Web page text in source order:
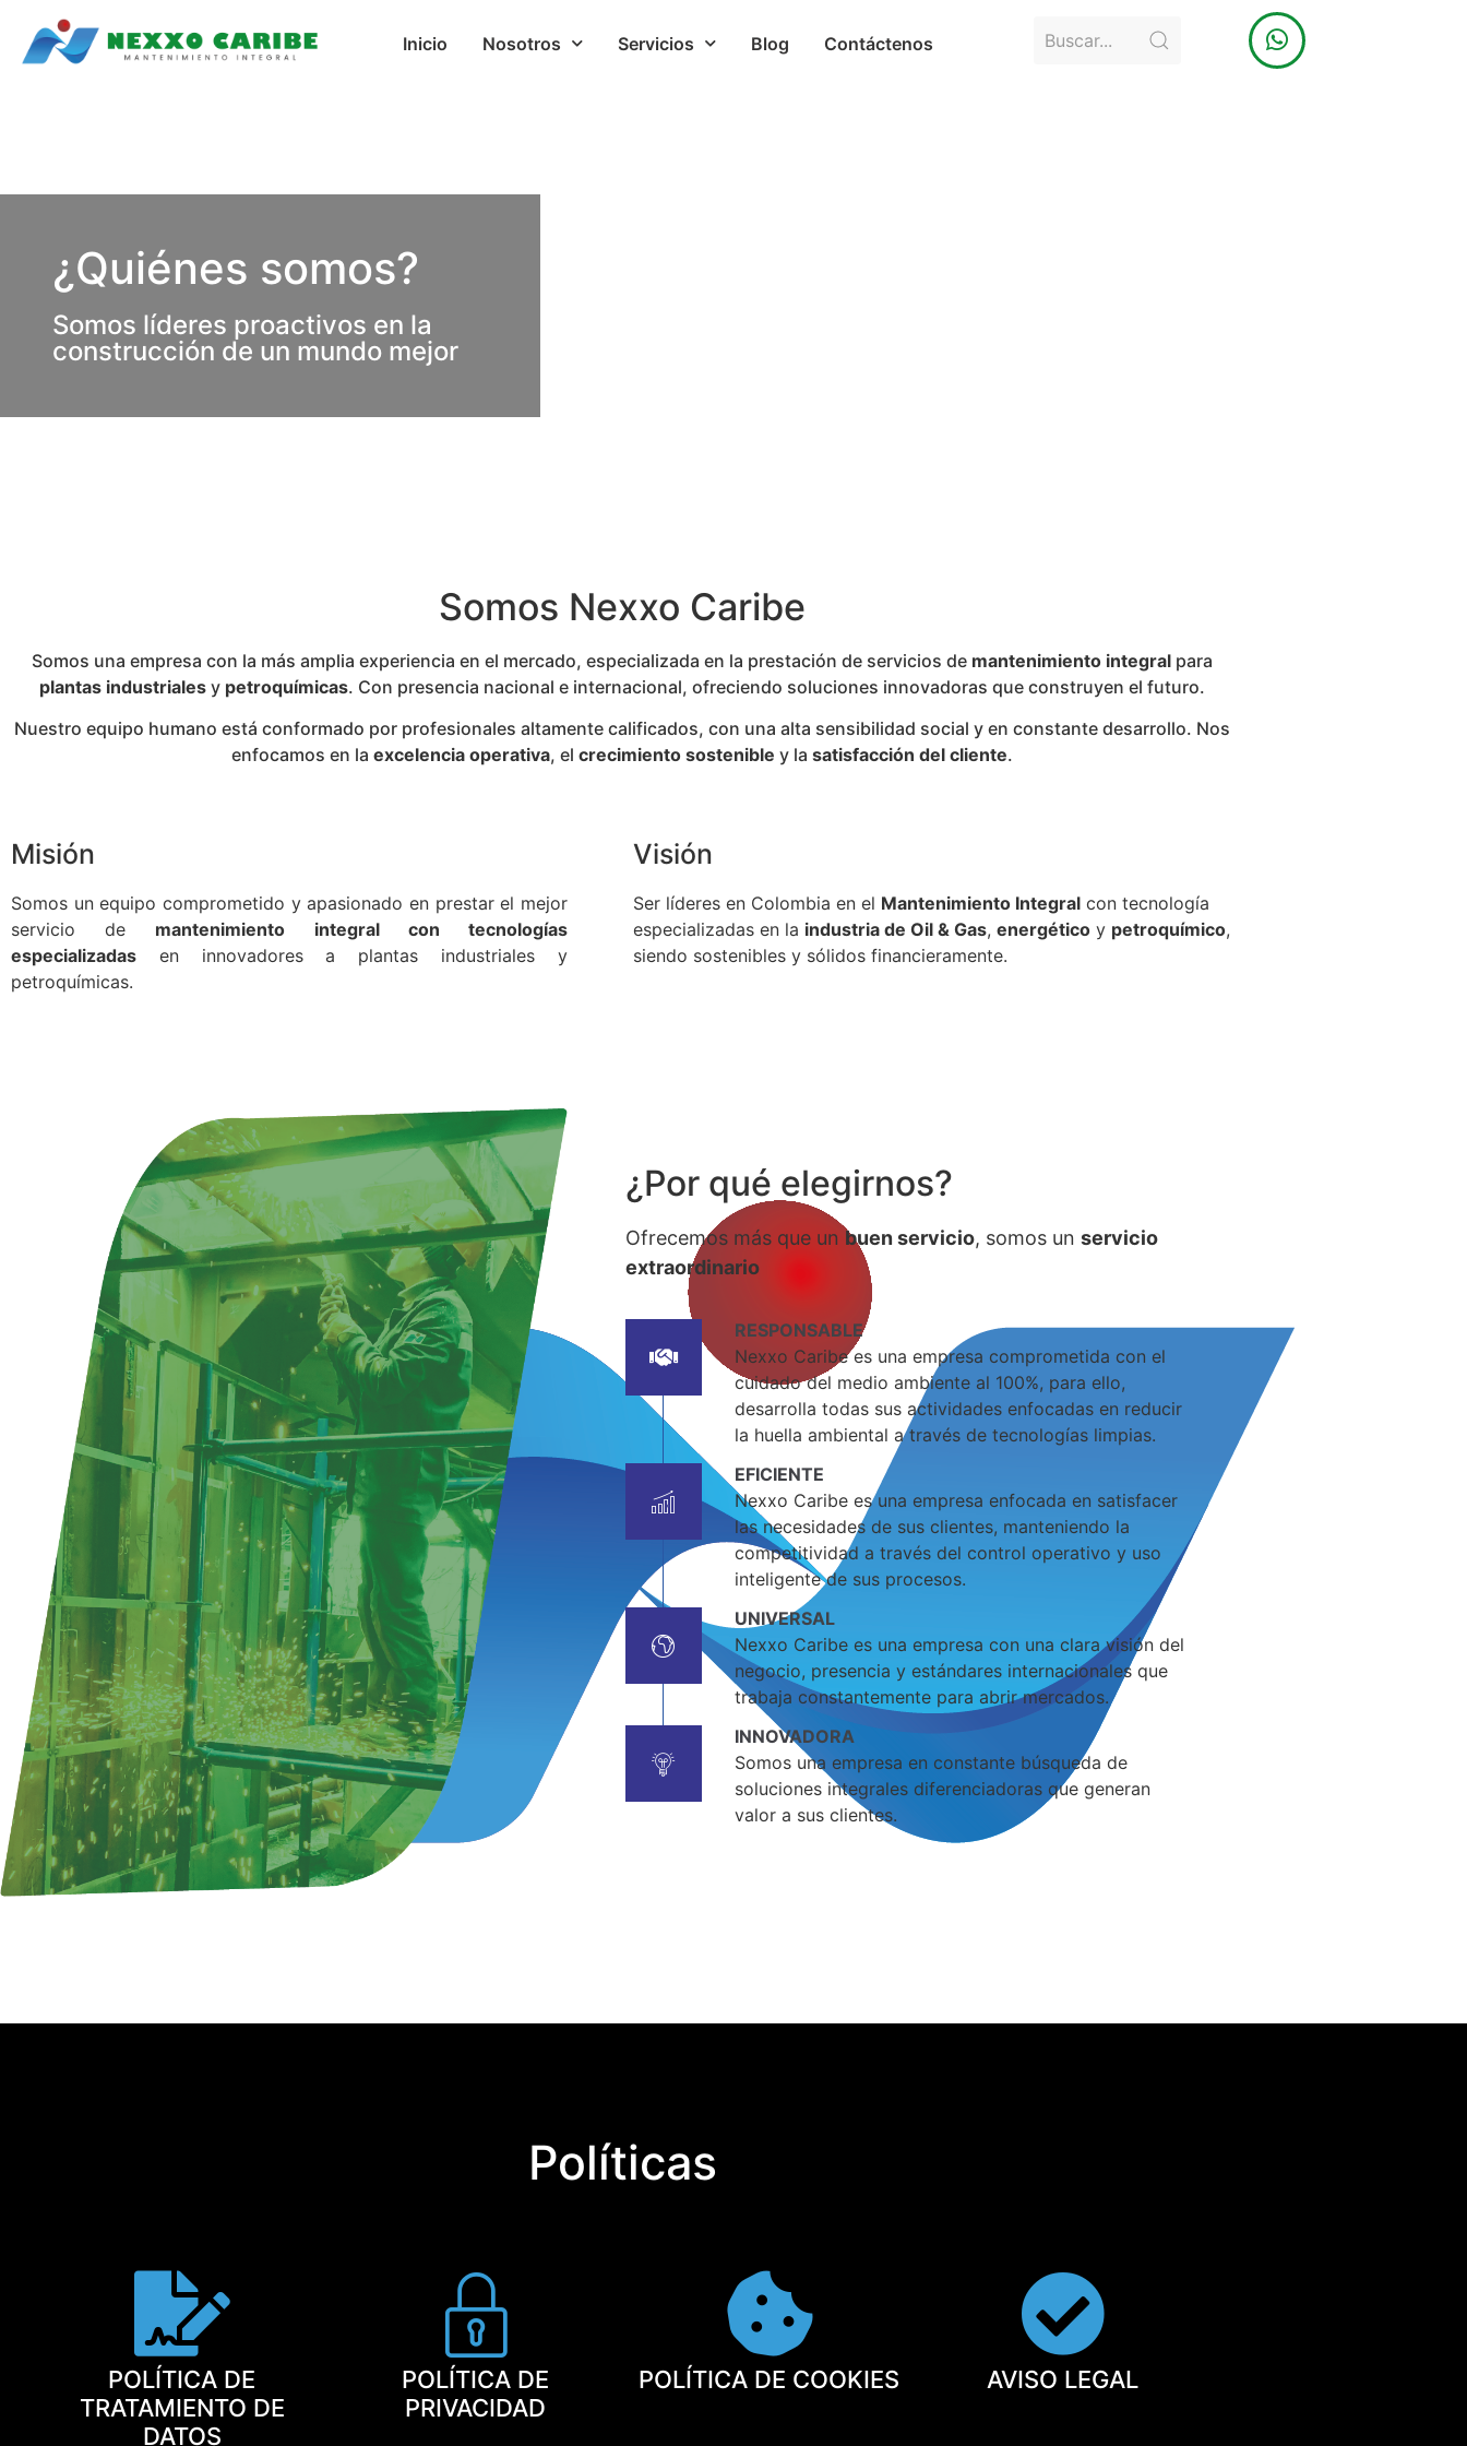
Inicio Nosotros Servicios Blog Contáctenos
¿Quiénes somos?
Somos líderes proactivos en la
construcción de un mundo mejor
Somos Nexxo Caribe
Somos una empresa con la más amplia experiencia en el mercado, especializada en la prestación de servicios de mantenimiento integral para
plantas industriales y petroquímicas. Con presencia nacional e internacional, ofreciendo soluciones innovadoras que construyen el futuro.
Nuestro equipo humano está conformado por profesionales altamente calificados, con una alta sensibilidad social y en constante desarrollo. Nos
enfocamos en la excelencia operativa, el crecimiento sostenible y la satisfacción del cliente.
Misión
Somos un equipo comprometido y apasionado en prestar el mejor
servicio de mantenimiento integral con tecnologías
especializadas en innovadores a plantas industriales y
petroquímicas.
Visión
Ser líderes en Colombia en el Mantenimiento Integral con tecnología
especializadas en la industria de Oil & Gas, energético y petroquímico,
siendo sostenibles y sólidos financieramente.
¿Por qué elegirnos?
Ofrecemos más que un buen servicio, somos un servicio
extraordinario
RESPONSABLE
Nexxo Caribe es una empresa comprometida con el
cuidado del medio ambiente al 100%, para ello,
desarrolla todas sus actividades enfocadas en reducir
la huella ambiental a través de tecnologías limpias.
EFICIENTE
Nexxo Caribe es una empresa enfocada en satisfacer
las necesidades de sus clientes, manteniendo la
competitividad a través del control operativo y uso
inteligente de sus procesos.
UNIVERSAL
Nexxo Caribe es una empresa con una clara visión del
negocio, presencia y estándares internacionales que
trabaja constantemente para abrir mercados.
INNOVADORA
Somos una empresa en constante búsqueda de
soluciones integrales diferenciadoras que generan
valor a sus clientes.
Políticas
POLÍTICA DE
TRATAMIENTO DE
DATOS
POLÍTICA DE
PRIVACIDAD
POLÍTICA DE COOKIES AVISO LEGAL